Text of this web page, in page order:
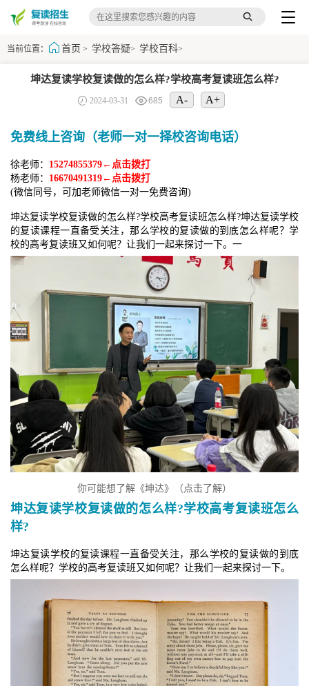
当前位置： 首页 > 学校答疑> 学校百科>
坤达复读学校复读做的怎么样?学校高考复读班怎么样?
2024-03-31 685 A- A+
免费线上咨询（老师一对一择校咨询电话）
徐老师： 15274855379←点击拨打
杨老师： 16670491319←点击拨打
(微信同号，可加老师微信一对一免费咨询)
坤达复读学校复读做的怎么样?学校高考复读班怎么样?坤达复读学校
的复读课程一直备受关注，那么学校的复读做的到底怎么样呢？学
校的高考复读班又如何呢？让我们一起来探讨一下。一
你可能想了解《坤达》（点击了解）
坤达复读学校复读做的怎么样?学校高考复读班怎么
样?
坤达复读学校的复读课程一直备受关注，那么学校的复读做的到底
怎么样呢？学校的高考复读班又如何呢？让我们一起来探讨一下。